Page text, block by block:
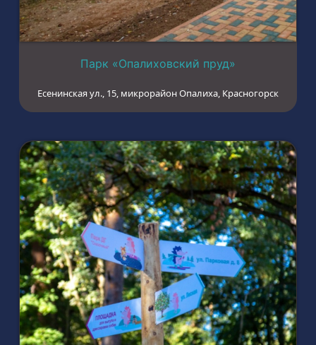
Парк «Опалиховский пруд»
Есенинская ул., 15, микрорайон Опалиха, Красногорск